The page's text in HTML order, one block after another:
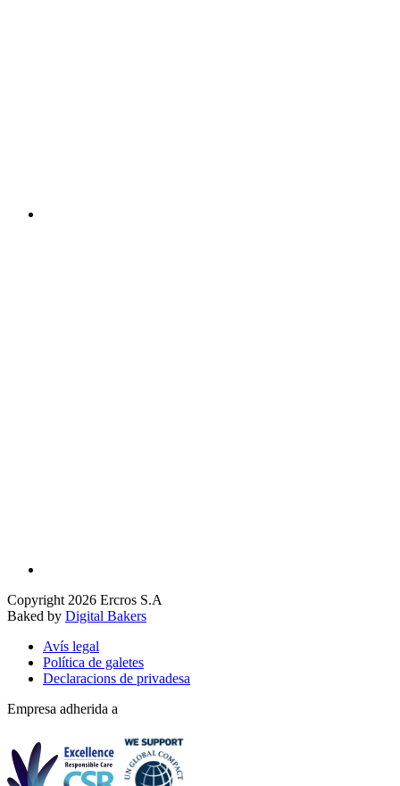
Copyright 2026 Ercros S.A
Baked by Digital Bakers
Avís legal
Política de galetes
Declaracions de privadesa
Empresa adherida a